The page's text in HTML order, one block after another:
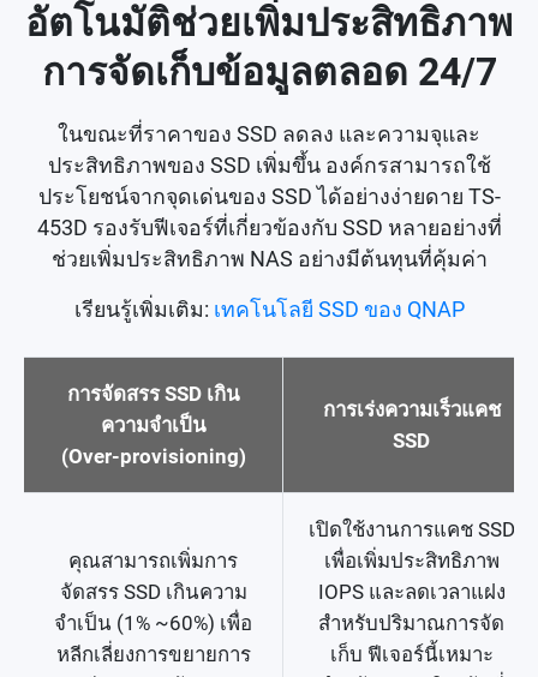
อัตโนมัติช่วยเพิ่มประสิทธิภาพ
การจัดเก็บข้อมูลตลอด 24/7
ในขณะที่ราคาของ SSD ลดลง และความจุและ
ประสิทธิภาพของ SSD เพิ่มขึ้น องค์กรสามารถใช้
ประโยชน์จากจุดเด่นของ SSD ได้อย่างง่ายดาย TS-
453D รองรับฟีเจอร์ที่เกี่ยวข้องกับ SSD หลายอย่างที่
ช่วยเพิ่มประสิทธิภาพ NAS อย่างมีต้นทุนที่คุ้มค่า
เรียนรู้เพิ่มเติม: เทคโนโลยี SSD ของ QNAP
การจัดสรร SSD เกิน
ความจำเป็น
(Over-provisioning)
การเร่งความเร็วแคช
SSD
คุณสามารถเพิ่มการ
จัดสรร SSD เกินความ
จำเป็น (1% ~60%) เพื่อ
หลีกเลี่ยงการขยายการ
เปิดใช้งานการแคช SSD
เพื่อเพิ่มประสิทธิภาพ
IOPS และลดเวลาแฝง
สำหรับปริมาณการจัด
เก็บ ฟีเจอร์นี้เหมาะ